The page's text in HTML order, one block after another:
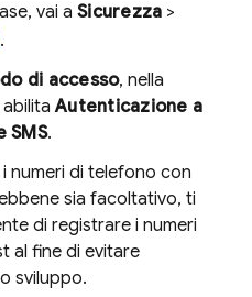
, vai a Sicurezza >
.
di accesso, nella
abilitaAutenticazione a
.
numeri di telefono con
sia facoltativo, ti
di registrare i numeri
al fine di evitare
sviluppo.